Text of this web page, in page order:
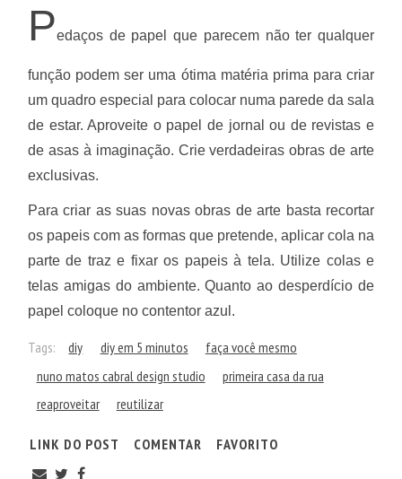
Pedaços de papel que parecem não ter qualquer
função podem ser uma ótima matéria prima para criar
um quadro especial para colocar numa parede da sala
de estar.Aproveite o papel de jornal ou de revistas e
de asas à imaginação. Crie verdadeiras obras de arte
exclusivas.
Para criar as suas novas obras de arte basta recortar
os papeis com as formas que pretende, aplicar cola na
parte de traz e fixar os papeis à tela. Utilize colas e
telas amigas do ambiente. Quanto ao desperdício de
papel coloque no contentor azul.
Tags: diy diy em 5 minutos
faça você mesmo
nuno matos cabral design studio
primeira casa da rua
reaproveitar
reutilizar
LINK DO POST COMENTAR FAVORITO